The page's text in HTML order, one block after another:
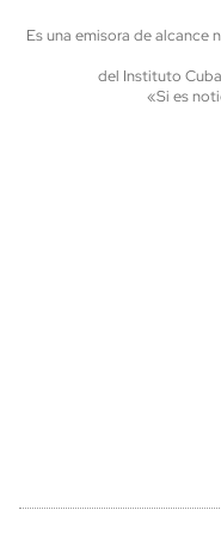
Es una emisora de alcance
del Instituto
«Si es